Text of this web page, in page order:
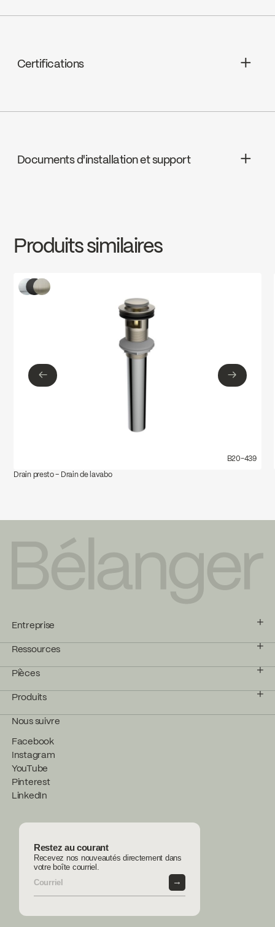
Garantie à vie limitée
LONGUEUR : Max 7-13/16 po
Certifications
Documents d'installation et support
Download ↘
Produits similaires
← →
B20-439
Drain presto – Drain de lavabo
Entreprise
Ressources
Pièces
Produits
Nous suivre
Facebook
Instagram
YouTube
Pinterest
LinkedIn
Restez au courant
Recevez nos nouveautés directement dans
votre boîte courriel.
→